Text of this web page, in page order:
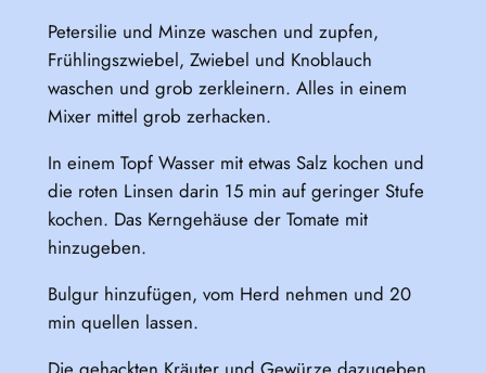
Petersilie und Minze waschen und zupfen,
Frühlingszwiebel, Zwiebel und Knoblauch
waschen und grob zerkleinern. Alles in einem
Mixer mittel grob zerhacken.
In einem Topf Wasser mit etwas Salz kochen und
die roten Linsen darin 15 min auf geringer Stufe
kochen. Das Kerngehäuse der Tomate mit
hinzugeben.
Bulgur hinzufügen, vom Herd nehmen und 20
min quellen lassen.